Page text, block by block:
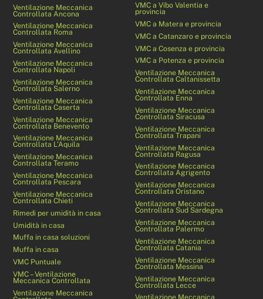
Ventilazione Meccanica
Controllata Ancona
Ventilazione Meccanica
Controllata Roma
Ventilazione Meccanica
Controllata Avellino
Ventilazione Meccanica
Controllata Napoli
Ventilazione Meccanica
Controllata Salerno
Ventilazione Meccanica
Controllata Caserta
Ventilazione Meccanica
Controllata Benevento
Ventilazione Meccanica
Controllata L’Aquila
Ventilazione Meccanica
Controllata Teramo
Ventilazione Meccanica
Controllata Pescara
Ventilazione Meccanica
Controllata Chieti
Rimedi per umidità in casa
Umidità in casa
Muffa in casa soluzioni
Muffa in casa
VMC Puntuale
VMC – Ventilazione
Meccanica Controllata
Ventilazione Meccanica
VMC a Vibo Valentia e
provincia
VMC a Matera e provincia
VMC a Catanzaro e provincia
VMC a Cosenza e provincia
VMC a Potenza e provincia
Ventilazione Meccanica
Controllata Caltanissetta
Ventilazione Meccanica
Controllata Enna
Ventilazione Meccanica
Controllata Siracusa
Ventilazione Meccanica
Controllata Trapani
Ventilazione Meccanica
Controllata Ragusa
Ventilazione Meccanica
Controllata Agrigento
Ventilazione Meccanica
Controllata Oristano
Ventilazione Meccanica
Controllata Sud Sardegna
Ventilazione Meccanica
Controllata Palermo
Ventilazione Meccanica
Controllata Catania
Ventilazione Meccanica
Controllata Messina
Ventilazione Meccanica
Controllata Lecce
Ventilazione Meccanica